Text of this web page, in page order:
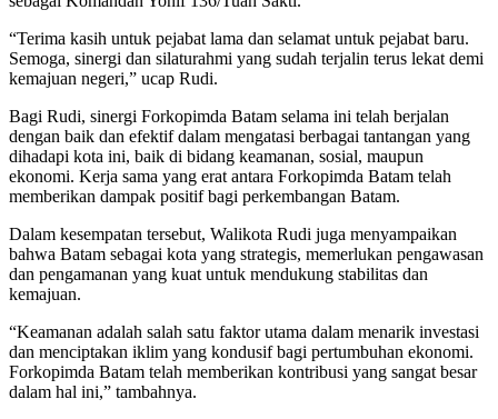
“Terima kasih untuk pejabat lama dan selamat untuk pejabat baru.
Semoga, sinergi dan silaturahmi yang sudah terjalin terus lekat demi
kemajuan negeri,” ucap Rudi.
Bagi Rudi, sinergi Forkopimda Batam selama ini telah berjalan
dengan baik dan efektif dalam mengatasi berbagai tantangan yang
dihadapi kota ini, baik di bidang keamanan, sosial, maupun
ekonomi. Kerja sama yang erat antara Forkopimda Batam telah
memberikan dampak positif bagi perkembangan Batam.
Dalam kesempatan tersebut, Walikota Rudi juga menyampaikan
bahwa Batam sebagai kota yang strategis, memerlukan pengawasan
dan pengamanan yang kuat untuk mendukung stabilitas dan
kemajuan.
“Keamanan adalah salah satu faktor utama dalam menarik investasi
dan menciptakan iklim yang kondusif bagi pertumbuhan ekonomi.
Forkopimda Batam telah memberikan kontribusi yang sangat besar
dalam hal ini,” tambahnya.